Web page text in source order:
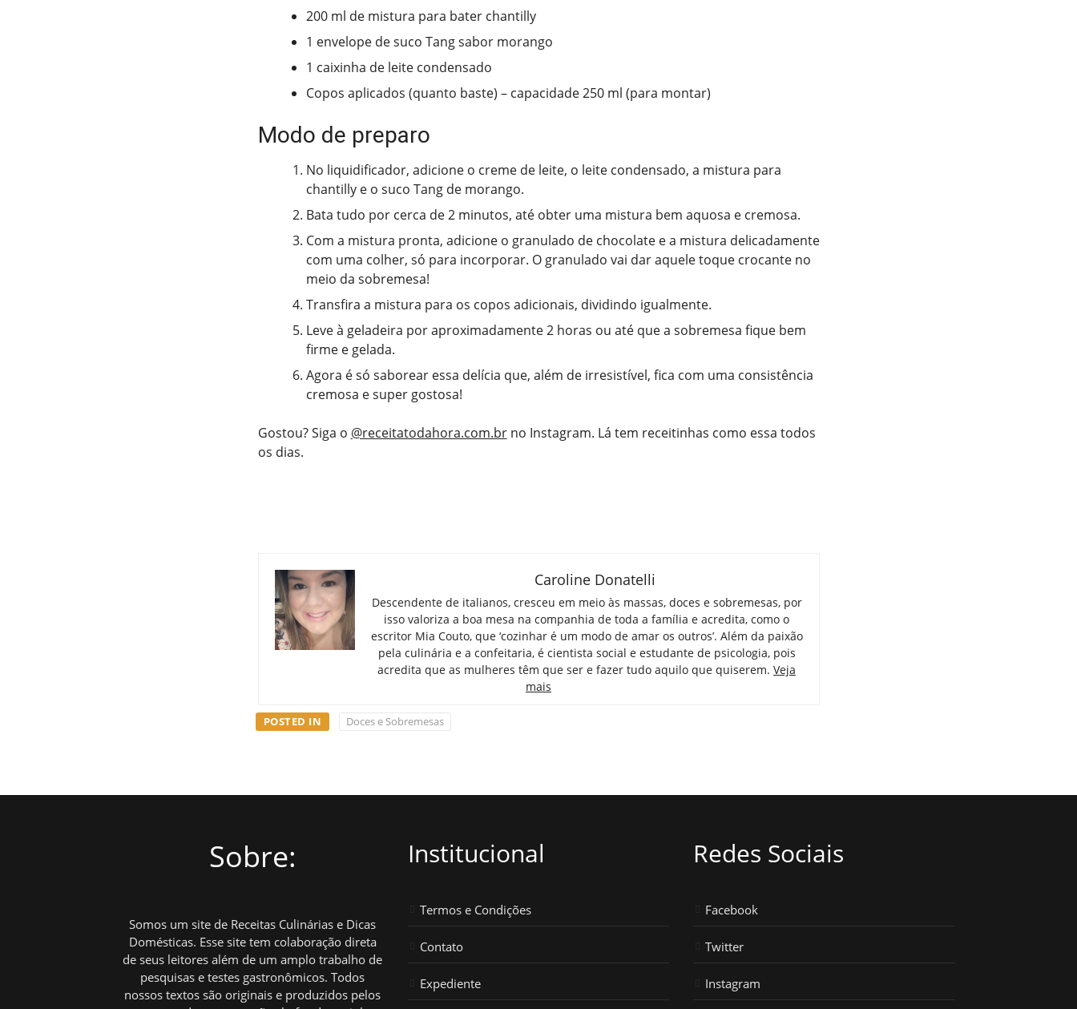
200 ml de mistura para bater chantilly
1 envelope de suco Tang sabor morango
1 caixinha de leite condensado
Copos aplicados (quanto baste) – capacidade 250 ml (para montar)
Modo de preparo
No liquidificador, adicione o creme de leite, o leite condensado, a mistura para
chantilly e o suco Tang de morango.
Bata tudo por cerca de 2 minutos, até obter uma mistura bem aquosa e cremosa.
Com a mistura pronta, adicione o granulado de chocolate e a mistura delicadamente
com uma colher, só para incorporar. O granulado vai dar aquele toque crocante no
meio da sobremesa!
Transfira a mistura para os copos adicionais, dividindo igualmente.
Leve à geladeira por aproximadamente 2 horas ou até que a sobremesa fique bem
firme e gelada.
Agora é só saborear essa delícia que, além de irresistível, fica com uma consistência
cremosa e super gostosa!
Gostou? Siga o @receitatodahora.com.brno Instagram. Lá tem receitinhas como essa todos
os dias.
Caroline Donatelli
Descendente de italianos, cresceu em meio às massas, doces e sobremesas, por
isso valoriza a boa mesa na companhia de toda a família e acredita, como o
escritor Mia Couto, que ‘cozinhar é um modo de amar os outros’. Além da paixão
pela culinária e a confeitaria, é cientista social e estudante de psicologia, pois
acredita que as mulheres têm que ser e fazer tudo aquilo que quiserem. Veja
mais
POSTED IN Doces e Sobremesas
Sobre:
Somos um site de Receitas Culinárias e Dicas
Domésticas. Esse site tem colaboração direta
de seus leitores além de um amplo trabalho de
pesquisas e testes gastronômicos. Todos
nossos textos são originais e produzidos pelos
Institucional
Termos e Condições
Contato
Expediente
Redes Sociais
Facebook
Twitter
Instagram